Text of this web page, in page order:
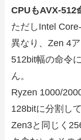
CPUもAVX-512
ただしIntel
異なり、Zen 4
512bit幅の命令
ん。
Ryzen 1000/
128bitに分割し
Zen3と同じく